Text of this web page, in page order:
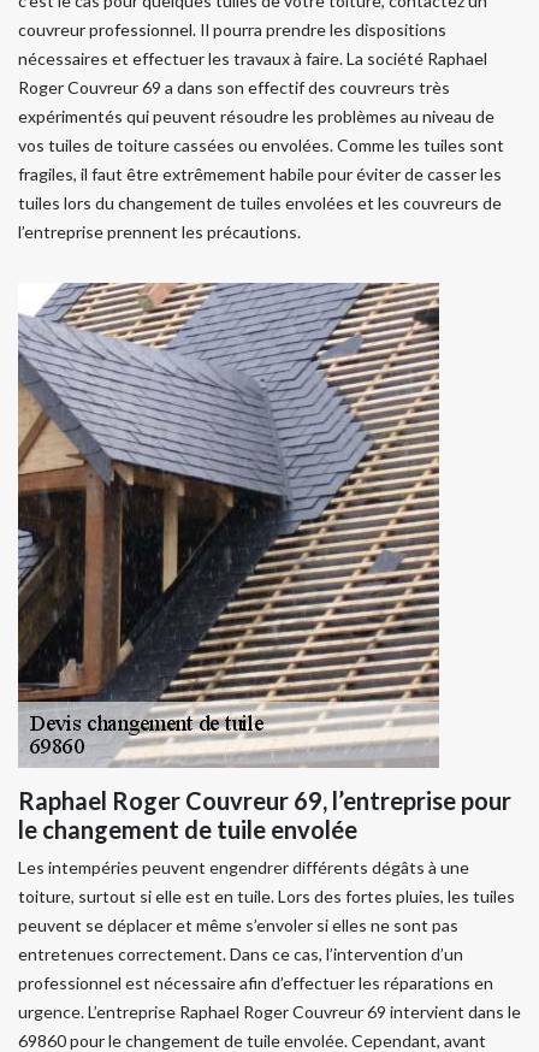
couvreur professionnel. Il pourra prendre les dispositions
nécessaires et effectuer les travaux à faire. La société Raphael
Roger Couvreur 69 a dans son effectif des couvreurs très
expérimentés qui peuvent résoudre les problèmes au niveau de
vos tuiles de toiture cassées ou envolées. Comme les tuiles sont
fragiles, il faut être extrêmement habile pour éviter de casser les
tuiles lors du changement de tuiles envolées et les couvreurs de
l’entreprise prennent les précautions.
Raphael Roger Couvreur 69, l’entreprise pour
le changement de tuile envolée
Les intempéries peuvent engendrer différents dégâts à une
toiture, surtout si elle est en tuile. Lors des fortes pluies, les tuiles
peuvent se déplacer et même s’envoler si elles ne sont pas
entretenues correctement. Dans ce cas, l’intervention d’un
professionnel est nécessaire afin d’effectuer les réparations en
urgence. L’entreprise Raphael Roger Couvreur 69 intervient dans le
69860 pour le changement de tuile envolée. Cependant, avant